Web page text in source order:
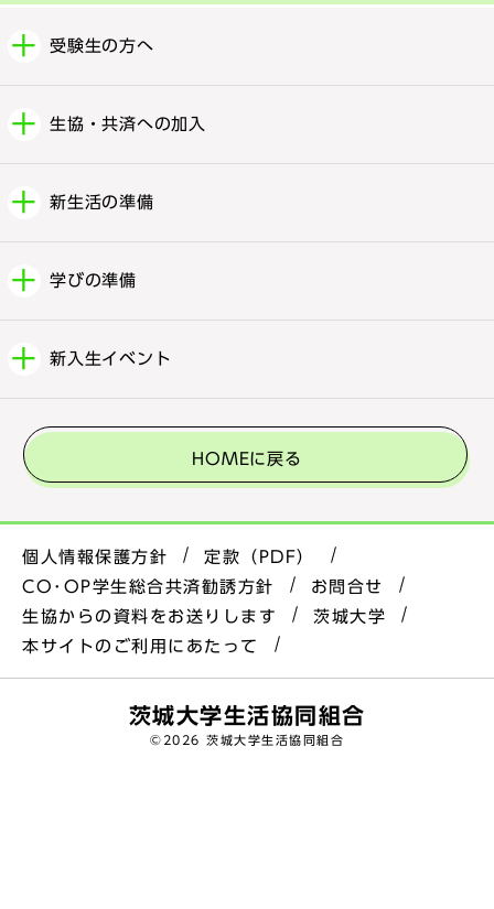
受験生の方へ
生協・共済への加入
新生活の準備
学びの準備
新入生イベント
HOMEに戻る
茨城大学生活協同組合
© 2026 茨城大学生活協同組合
個人情報保護方針
定款（PDF）
CO･OP学生総合共済勧誘方針
お問合せ
生協からの資料をお送りします
茨城大学
本サイトのご利用にあたって